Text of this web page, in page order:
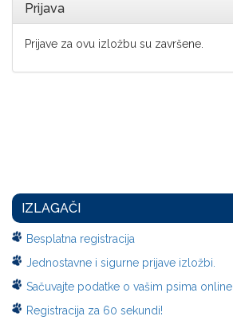
Prijava
Prijave za ovu izložbu su završene.
IZLAGAČI
Besplatna registracija
Jednostavne i sigurne prijave izložbi.
Sačuvajte podatke o vašim psima online
Registracija za 60 sekundi!